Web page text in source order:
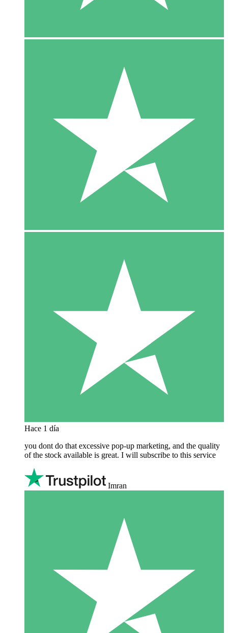
Hace 1 día
you dont do that excessive pop-up marketing, and the quality
of the stock available is great. I will subscribe to this service
Imran